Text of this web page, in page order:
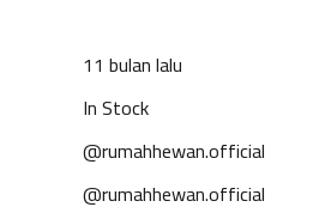
11 bulan lalu
In Stock
@rumahhewan.official
@rumahhewan.official